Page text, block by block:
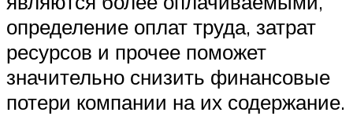
определение оплат труда, затрат
ресурсов и прочее поможет
значительно снизить финансовые
потери компании на их содержание.